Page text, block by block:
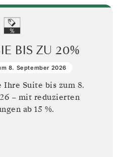
BIS ZU 20%
8. September 2026
Ihre Suite bis zum 8.
– mit reduzierten
ab 15 %.